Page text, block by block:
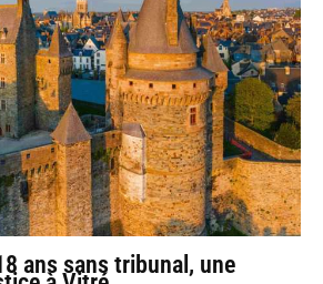
ans sans tribunal, une